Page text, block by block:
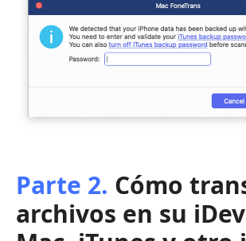
Parte 2. Cómo
archivos en su